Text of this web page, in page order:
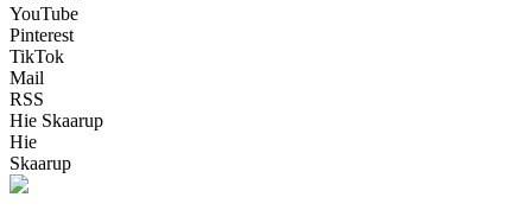
YouTube
Pinterest
TikTok
Mail
RSS
Hie Skaarup
Hie
Skaarup